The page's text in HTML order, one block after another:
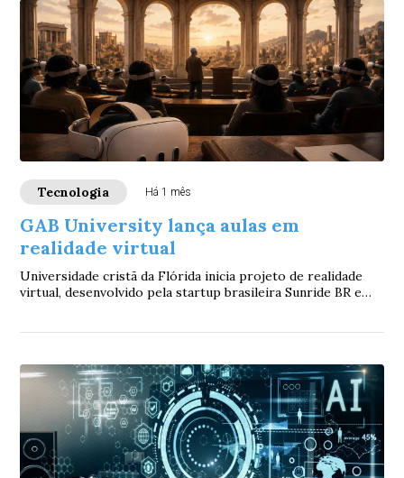
Tecnologia Há 1 mês
GAB University lança aulas em
realidade virtual
Universidade cristã da Flórida inicia projeto de realidade
virtual, desenvolvido pela startup brasileira Sunride BR e